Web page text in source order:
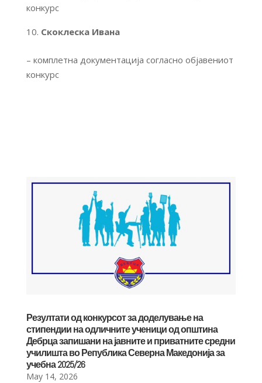
конкурс
Скоклеска Ивана
– комплетна документација согласно објавениот
конкурс
Резултати од конкурсот за доделување на
стипендии на одличните ученици од општина
Дебрца запишани на јавните и приватните средни
училишта во Република Северна Македонија за
учебна 2025/26
May 14, 2026